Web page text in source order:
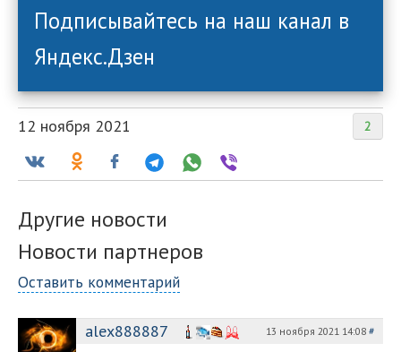
Подписывайтесь на наш канал в
Яндекс.Дзен
2
12 ноября 2021
Другие новости
Новости партнеров
Оставить комментарий
alex888887 13 ноября 2021 14:08 #